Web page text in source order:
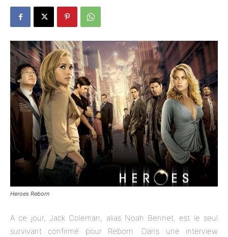
Heroes Reborn
A ce jour, Jack Coleman, alias Noah Bennet, est le seul
survivant confirmé pour Reborn. Dans une interview